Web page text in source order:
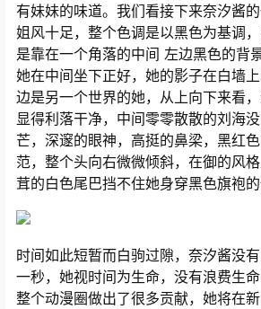
有妹妹的味道。我们看接下来奈汐酱
姐风十足，整个色调是以黑色为基调
是靠在一个角落的中间 左边黑色的背
她在中间坐下正好，她的影子在白墙
边是另一个世界的她，从上向下来看
显得利落干净，中间零零散散的刘海
芒，深邃的眼神，高挺的鼻梁，黑红
范，整个头向右微微倾斜，在御的风
茸的白色尾巴挡不住她身穿黑色旗袍的
时间如此短暂而白驹过隙，奈汐酱没
一秒，她视时间为生命，没有浪费生
整个动漫圈做出了很多贡献，她将在新